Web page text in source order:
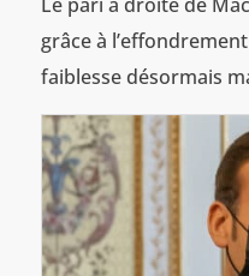
grâce à
faiblesse désormais